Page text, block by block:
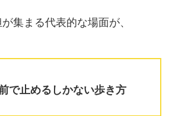
集まる代表的な場面が、
で止めるしかない歩き方